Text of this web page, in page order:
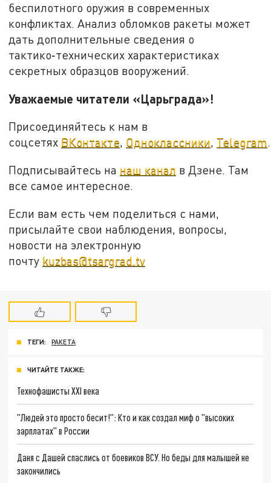
беспилотного оружия в современных
конфликтах. Анализ обломков ракеты может
дать дополнительные сведения о
тактико‑технических характеристиках
секретных образцов вооружений.
Уважаемые читатели «Царьграда»!
Присоединяйтесь к нам в
соцсетях ВКонтакте, Одноклассники, Telegram.
Подписывайтесь на наш канал в Дзене. Там
все самое интересное.
Если вам есть чем поделиться с нами,
присылайте свои наблюдения, вопросы,
новости на электронную
почту kuzbas@tsargrad.tv
ТЕГИ: РАКЕТА
ЧИТАЙТЕ ТАКЖЕ:
Технофашисты XXI века
"Людей это просто бесит!": Кто и как создал миф о "высоких
зарплатах" в России
Даня с Дашей спаслись от боевиков ВСУ. Но беды для малышей не
закончились